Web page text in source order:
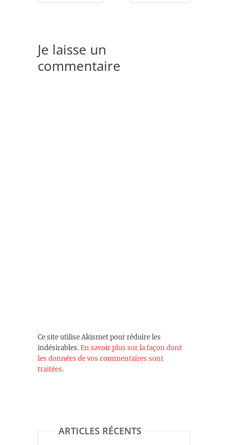
Je laisse un
commentaire
Ce site utilise Akismet pour réduire les
indésirables.En savoir plus sur la façon dont
les données de vos commentaires sont
traitées.
ARTICLES RÉCENTS